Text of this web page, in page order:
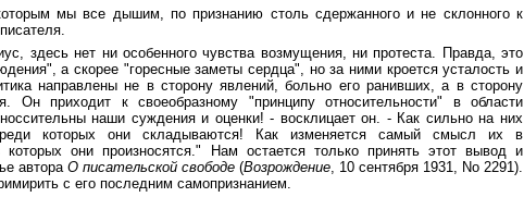
мы все дышим, по признанию столь сдержанного и не склонного к
здесь нет ни особенного чувства возмущения, ни протеста. Правда, это
а скорее "горесные заметы сердца", но за ними кроется усталость и
направлены не в сторону явлений, больно его ранивших, а в сторону
Он приходит к своеобразному "принципу относительности" в области
наши суждения и оценки! - восклицает он. - Как сильно на них
которых они складываются! Как изменяется самый смысл их в
они произносятся." Нам остается только принять этот вывод и
автора О писательской свободе (Возрождение, 10 сентября 1931, No 2291).
с его последним самопризнанием.